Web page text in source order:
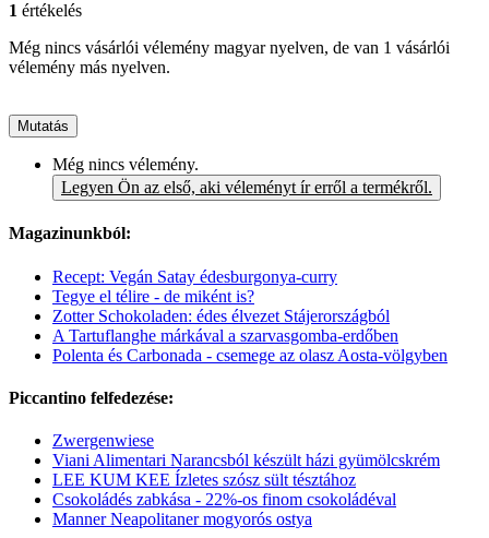
1 értékelés
Még nincs vásárlói vélemény magyar nyelven, de van 1 vásárlói
vélemény más nyelven.
Mutatás
Még nincs vélemény.
Legyen Ön az első, aki véleményt ír erről a termékről.
Magazinunkból:
Recept: Vegán Satay édesburgonya-curry
Tegye el télire - de miként is?
Zotter Schokoladen: édes élvezet Stájerországból
A Tartuflanghe márkával a szarvasgomba-erdőben
Polenta és Carbonada - csemege az olasz Aosta-völgyben
Piccantino felfedezése:
Zwergenwiese
Viani Alimentari Narancsból készült házi gyümölcskrém
LEE KUM KEE Ízletes szósz sült tésztához
Csokoládés zabkása - 22%-os finom csokoládéval
Manner Neapolitaner mogyorós ostya